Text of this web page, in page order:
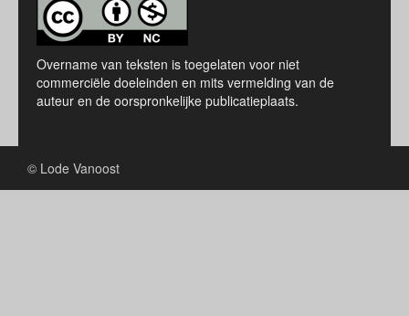
Overname van teksten is toegelaten voor niet
commerciële doeleinden en mits vermelding van de
auteur en de oorspronkelijke publicatieplaats.
© Lode Vanoost